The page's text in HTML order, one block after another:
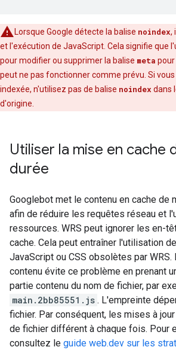
Lorsque Google détecte la balise noindex,
et l'exécution de JavaScript. Cela signifie que
pour modifier ou supprimer la balise meta pour
peut ne pas fonctionner comme prévu. Si vous
indexée, n'utilisez pas de balise noindex dans
d'origine.
Utiliser la mise en cache
durée
Googlebot met le contenu en cache de
afin de réduire les requêtes réseau et
ressources. WRS peut ignorer les en-
cache. Cela peut entraîner l'utilisation
JavaScript ou CSS obsolètes par WRS.
contenu évite ce problème en prenant
partie contenu du nom de fichier, par
main.2bb85551.js . L'empreinte
fichier. Par conséquent, les mises à
de fichier différent à chaque fois. Pour
consultez le guide web.dev sur les